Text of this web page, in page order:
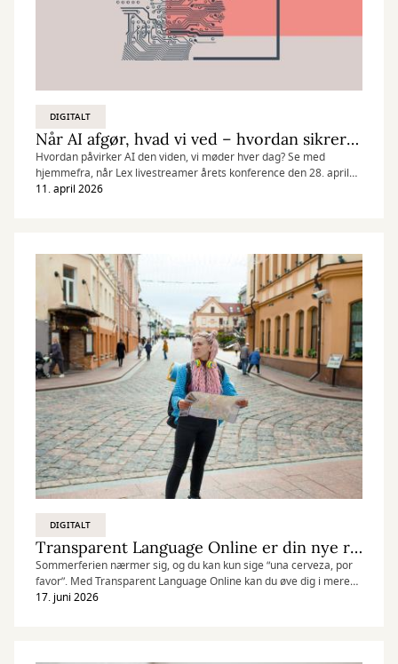
DIGITALT
Når AI afgør, hvad vi ved – hvordan sikrer vi adgang til troværdig viden?
Hvordan påvirker AI den viden, vi møder hver dag? Se med
hjemmefra, når Lex livestreamer årets konference den 28. april
om AI, udfordringer og muligheder.
11. april 2026
DIGITALT
Transparent Language Online er din nye rejsemakker
Sommerferien nærmer sig, og du kan kun sige “una cerveza, por
favor”. Med Transparent Language Online kan du øve dig i mere
end 100 sprog.
17. juni 2026